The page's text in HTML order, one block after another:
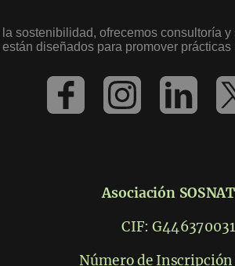
sostenibilidad, ofrecemos consultoría
diseñados para promover
Asociación
CIF: G446370031
Número de